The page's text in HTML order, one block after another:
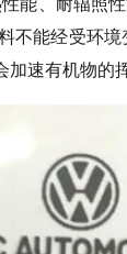
能、耐辐照
不能经受环
速有机物的